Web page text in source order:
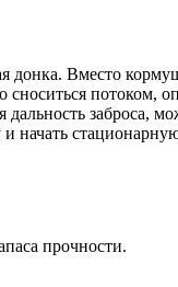
донка. Вместо
сноситься потоком,
заброса,
начать
прочности.